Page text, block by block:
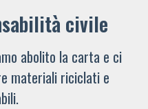
civile
abolito la carta e ci
materiali riciclati e